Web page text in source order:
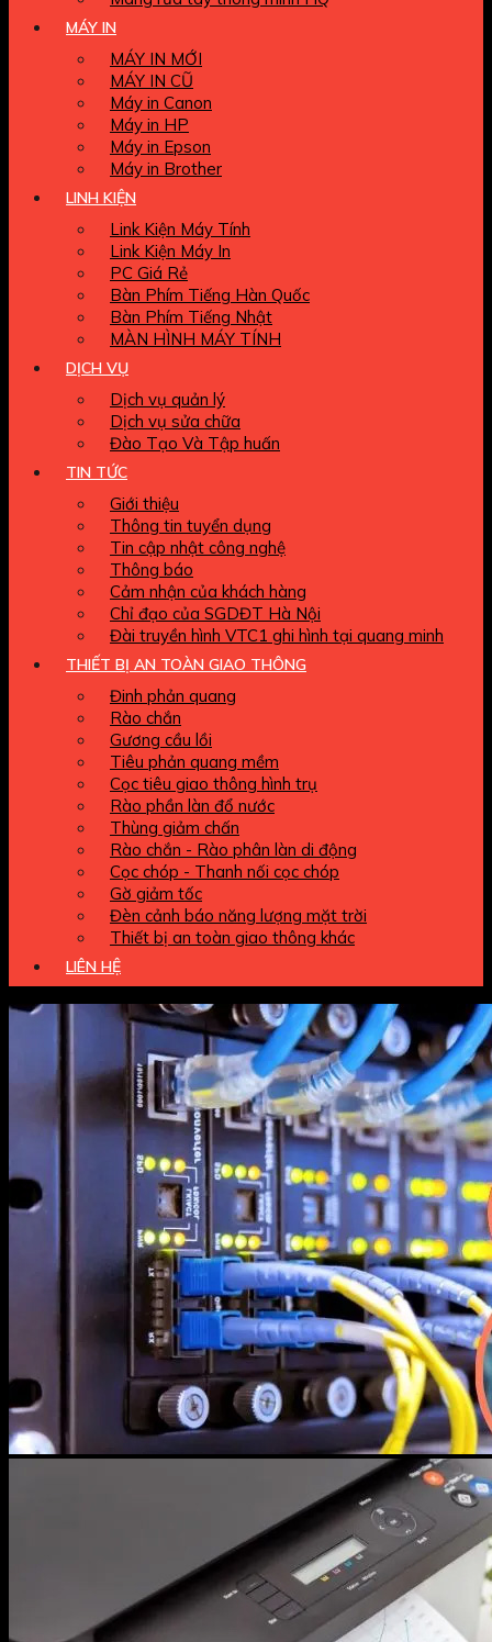
MÁY IN
MÁY IN MỚI
MÁY IN CŨ
Máy in Canon
Máy in HP
Máy in Epson
Máy in Brother
LINH KIỆN
Link Kiện Máy Tính
Link Kiện Máy In
PC Giá Rẻ
Bàn Phím Tiếng Hàn Quốc
Bàn Phím Tiếng Nhật
MÀN HÌNH MÁY TÍNH
DỊCH VỤ
Dịch vụ quản lý
Dịch vụ sửa chữa
Đào Tạo Và Tập huấn
TIN TỨC
Giới thiệu
Thông tin tuyển dụng
Tin cập nhật công nghệ
Thông báo
Cảm nhận của khách hàng
Chỉ đạo của SGDĐT Hà Nội
Đài truyền hình VTC1 ghi hình tại quang minh
THIẾT BỊ AN TOÀN GIAO THÔNG
Đinh phản quang
Rào chắn
Gương cầu lồi
Tiêu phản quang mềm
Cọc tiêu giao thông hình trụ
Rào phần làn đổ nước
Thùng giảm chấn
Rào chắn - Rào phân làn di động
Cọc chóp - Thanh nối cọc chóp
Gờ giảm tốc
Đèn cảnh báo năng lượng mặt trời
Thiết bị an toàn giao thông khác
LIÊN HỆ